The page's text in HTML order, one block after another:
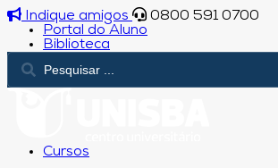
Indique amigos
0800 591 0700
Portal do Aluno
Biblioteca
Cursos